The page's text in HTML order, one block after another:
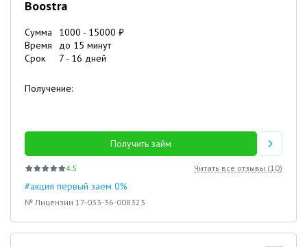
Boostra
Сумма 1000 - 15000 ₽
Время
до 15 минут
Срок
7 - 16 дней
Получение:
Получить займ
4.5 Читать все отзывы (10)
#акция первый заем 0%
№ Лицензии 17-033-36-008323